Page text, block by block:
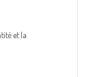
et la